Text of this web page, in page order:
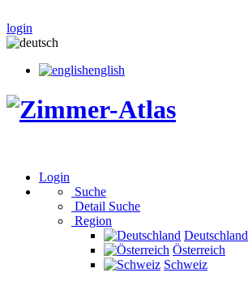
login
english
Login
Suche
Detail Suche
Region
Deutschland
Österreich
Schweiz